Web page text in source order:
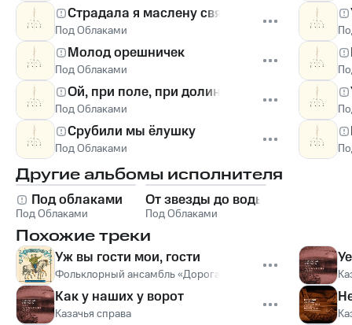
Страдала я маслену святую
Под Облаками
Молод орешничек
Под Облаками
Ой, при поле, при долине
Под Облаками
Срубили мы ёлушку
Под Облаками
Другие альбомы исполнителя
Под облаками
Под Облаками
От звезды до воды
Под Облаками
Похожие треки
Уж вы гости мои, гости
Фольклорный ансамбль «Дорога»
Как у наших у ворот
Казачья справа